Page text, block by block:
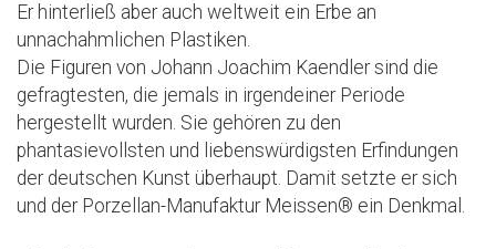
Er hinterließ aber auch weltweit ein Erbe an
unnachahmlichen Plastiken.
Die Figuren von Johann Joachim Kaendler sind die
gefragtesten, die jemals in irgendeiner Periode
hergestellt wurden. Sie gehören zu den
phantasievollsten und liebenswürdigsten Erfindungen
der deutschen Kunst überhaupt. Damit setzte er sich
und der Porzellan-Manufaktur Meissen® ein Denkmal.